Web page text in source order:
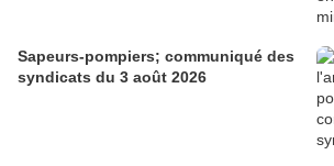
Sapeurs-pompiers; communiqué des
syndicats du 3 août 2026